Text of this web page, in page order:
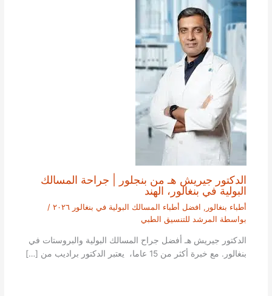
الدكتور جيريش هـ من بنجلور | جراحة المسالك
البولية في بنغالور، الهند
أطباء بنغالور , افضل أطباء المسالك البولية في بنغالور ٢٠٢٦
/
بواسطة المرشد للتنسيق الطبي
الدكتور جيريش هـ أفضل جراح المسالك البولية والبروستات في
بنغالور. مع خبرة أكثر من 15 عاما، يعتبر الدكتور براديب من […]